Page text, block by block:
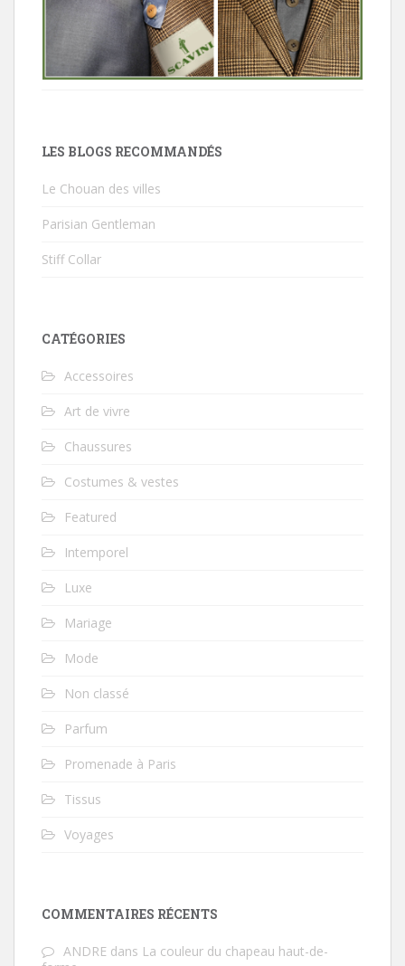
LES BLOGS RECOMMANDÉS
Le Chouan des villes
Parisian Gentleman
Stiff Collar
CATÉGORIES
Accessoires
Art de vivre
Chaussures
Costumes & vestes
Featured
Intemporel
Luxe
Mariage
Mode
Non classé
Parfum
Promenade à Paris
Tissus
Voyages
COMMENTAIRES RÉCENTS
ANDRE dans La couleur du chapeau haut-de-